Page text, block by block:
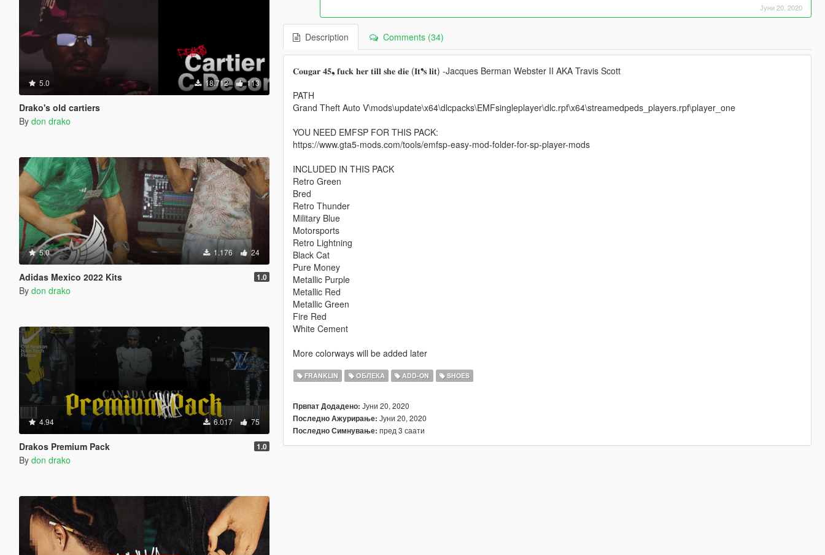
5.0 18.712 113
Drako's old cartiers
By don drako
5.0 1.176 24
Adidas Mexico 2022 Kits 1.0
By don drako
4.94 6.017 75
Drakos Premium Pack 1.0
By don drako
Јуни 20, 2020
Description Comments (34)
𝐂𝐨𝐮𝐠𝐚𝐫 𝟒𝟓❟ 𝐟𝐮𝐜𝐤 𝐡𝐞𝐫 𝐭𝐢𝐥𝐥 𝐬𝐡𝐞 𝐝𝐢𝐞 (𝐈𝐭❜𝐬 𝐥𝐢𝐭) -Jacques Berman Webster II AKA Travis Scott
PATH
Grand Theft Auto V\mods\update\x64\dlcpacks\EMFsingleplayer\dlc.rpf\x64\streamedpeds_players.rpf\player_one
YOU NEED EMFSP FOR THIS PACK:
https://www.gta5-mods.com/tools/emfsp-easy-mod-folder-for-sp-player-mods
INCLUDED IN THIS PACK
Retro Green
Bred
Retro Thunder
Military Blue
Motorsports
Retro Lightning
Black Cat
Pure Money
Metallic Purple
Metallic Red
Metallic Green
Fire Red
White Cement
More colorways will be added later
FRANKLIN ОБЛЕКА ADD-ON SHOES
Првпат Додадено: Јуни 20, 2020
Последно Ажурирање: Јуни 20, 2020
Последно Симнување: пред 3 саати